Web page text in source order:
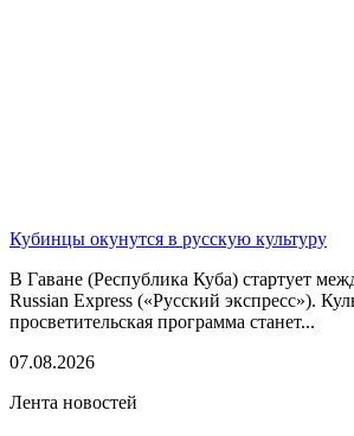
Кубинцы окунутся в русскую культуру
В Гаване (Республика Куба) стартует
Russian Express («Русский экспресс»).
просветительская программа станет...
07.08.2026
Лента новостей